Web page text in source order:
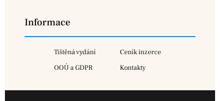
Informace
Tištěná vydání
Ceník inzerce
OOÚ a GDPR
Kontakty